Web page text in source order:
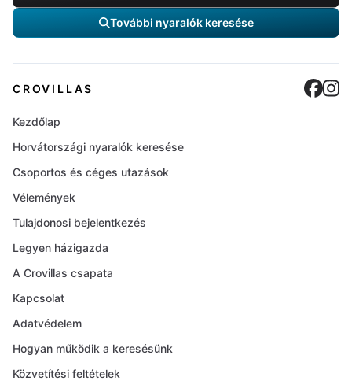
További nyaralók keresése
CROVILLAS
Kezdőlap
Horvátországi nyaralók keresése
Csoportos és céges utazások
Vélemények
Tulajdonosi bejelentkezés
Legyen házigazda
A Crovillas csapata
Kapcsolat
Adatvédelem
Hogyan működik a keresésünk
Közvetítési feltételek